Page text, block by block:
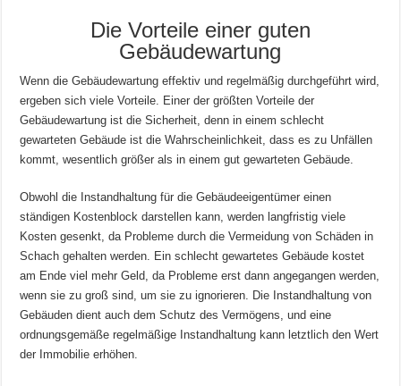
Die Vorteile einer guten
Gebäudewartung
Wenn die Gebäudewartung effektiv und regelmäßig durchgeführt wird,
ergeben sich viele Vorteile. Einer der größten Vorteile der
Gebäudewartung ist die Sicherheit, denn in einem schlecht
gewarteten Gebäude ist die Wahrscheinlichkeit, dass es zu Unfällen
kommt, wesentlich größer als in einem gut gewarteten Gebäude.
Obwohl die Instandhaltung für die Gebäudeeigentümer einen
ständigen Kostenblock darstellen kann, werden langfristig viele
Kosten gesenkt, da Probleme durch die Vermeidung von Schäden in
Schach gehalten werden. Ein schlecht gewartetes Gebäude kostet
am Ende viel mehr Geld, da Probleme erst dann angegangen werden,
wenn sie zu groß sind, um sie zu ignorieren. Die Instandhaltung von
Gebäuden dient auch dem Schutz des Vermögens, und eine
ordnungsgemäße regelmäßige Instandhaltung kann letztlich den Wert
der Immobilie erhöhen.